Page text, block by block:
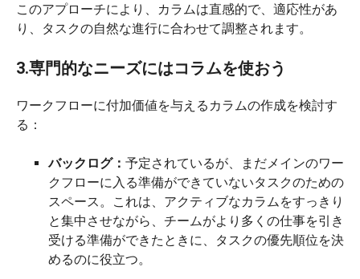
このアプローチにより、カラムは直感的で、適応性があ
り、タスクの自然な進行に合わせて調整されます。
3.専門的なニーズにはコラムを使おう
ワークフローに付加価値を与えるカラムの作成を検討す
る：
バックログ： 予定されているが、まだメインのワー
クフローに入る準備ができていないタスクのための
スペース。これは、アクティブなカラムをすっきり
と集中させながら、チームがより多くの仕事を引き
受ける準備ができたときに、タスクの優先順位を決
めるのに役立つ。